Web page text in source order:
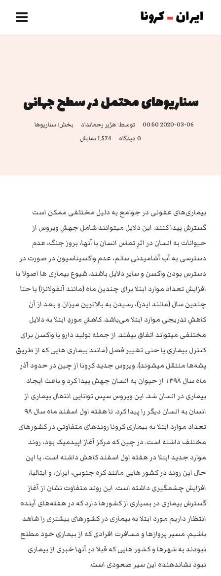
سناریوهای محتمل در سطح جهانی
2020-03-06 00:50 توسط:هژیر رحمانداد بخش: سناریوها
0 دیدگاه
1,574 نمایش
بیماری‌های عفونی در جوامع به دلیل مختلفی ممکن است
گسترش پیدا کنند. این دلایل میتوانند شامل جهشِ ویروس از
حیوانات به انسان در اثرِ تماس انسان با آنها، بروز جنگ، عدم
دسترسی به آب آشامیدنی سالم، عدم واکسیناسیون در صورت در
دسترس بودن واکسن و سایر دلایل باشند. شیوع بیماری ها اصولا با
افزایش تعداد موارد ابتلا برای چندین ماه (مانند آنفولانزا) یا حتا
چندین سال (مانند ایدز)، رسیدن به بالاترین میزان و بعد از آن
کاهشِ تدریجی موارد ابتلا می‌باشد. کاهشِ موردِ ابتلا به دلایل
مختلفی میتواند اتفاق بیفتد. از جمله تولید دارو یا واکسن برای
کنترل بیماری یا حتی تغییر فصل (مانند بیماری هایی که از طریق
پشه‌ها منتقل میشوند). ویروس جدید کرونا از چین در حدود آذر
ماه سال ۱۳۹۸ از حیوان به انسان جهش پیدا کرد و باعث ایجاد
بیماری در انسان شد. این ویروس سپس توانایی انتقال بیماری از
انسان به انسان دیگر را پیدا کرد. تا هفته اول اسفند ماه سال ۹۸
تعداد موارد ابتلا به بیماری کرونا روند‌های متفاوتی در کشور‌های
مختلف داشته است. در چین که مرکز آغاز اپیدمیک بود، روند
موارد جدید ابتلا در هفته اول اسفند کاهش داشته است. با این
حال این روند در کشور هایی مانند کره جنوبی، ایران، و ایتالیا،
افزایش چشمگیری داشته است. این روند متفاوت نشان از آغاز
گسترش بیماری در بسیاری از کشور‌ها دارد که در هفته‌های آینده
انتظار داریم مورد ابتلا به بیماری در کشور‌های بیشتری را شاهد
باشیم. مسیر پرواز‌ها و مسافرت افرادی که از بیماری خود مطلع
نبودند به شهرها و کشور هایی که قبلا در آنها خبری از بیماری
نبود نشاندهنده این سیر صعودی است.